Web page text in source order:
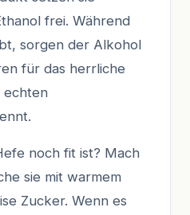
frei. Während
sorgen der Alkohol
für das herrliche
echten
noch fit ist? Mach
sie mit warmem
Zucker. Wenn es